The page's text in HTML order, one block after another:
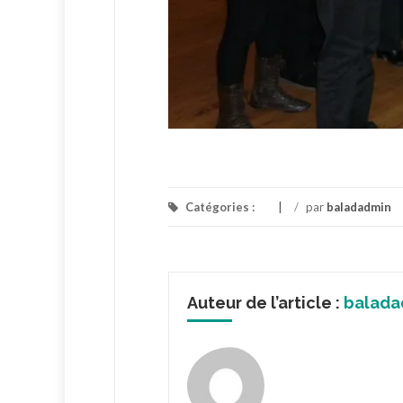
Catégories : / par baladadmin
Auteur de l’article :